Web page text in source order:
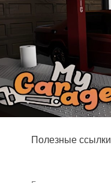
Полезные ссылки